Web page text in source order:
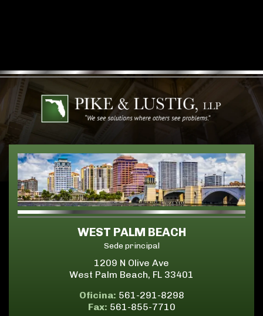
WEST PALM BEACH
Sede principal
1209 N Olive Ave
West Palm Beach, FL 33401
Oficina: 561-291-8298
Fax: 561-855-7710